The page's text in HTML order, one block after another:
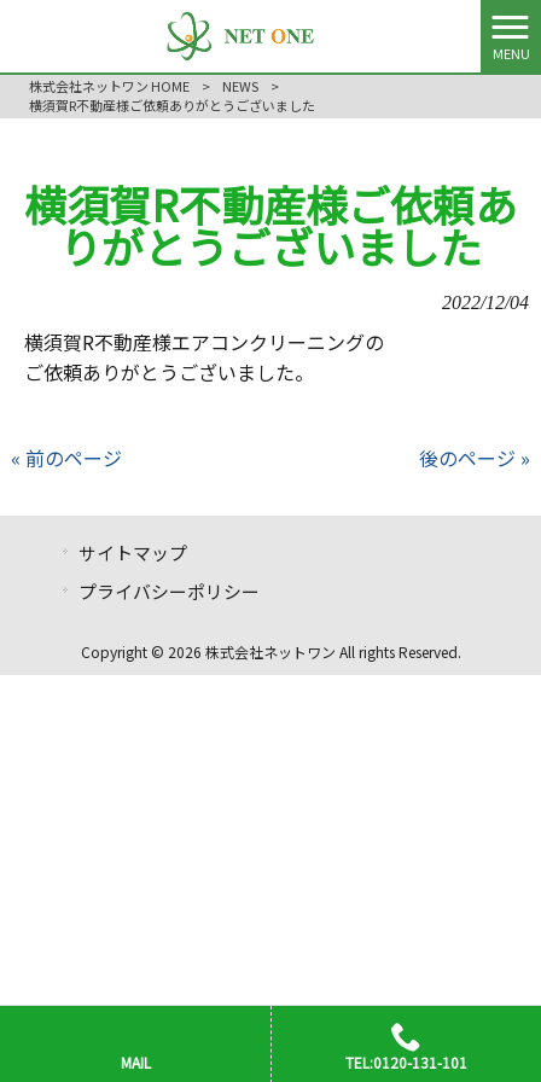
MENU
株式会社ネットワン HOME
> NEWS
>
横須賀R不動産様ご依頼ありがとうございました
横須賀R不動産様ご依頼あ
りがとうございました
2022/12/04
横須賀R不動産様エアコンクリーニングの
ご依頼ありがとうございました。
« 前のページ 後のページ »
サイトマップ
プライバシーポリシー
Copyright © 2026 株式会社ネットワン All rights Reserved.
MAIL TEL:0120-131-101